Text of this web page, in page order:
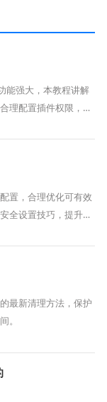
能强大，本教程讲解
理配置插件权限，保
置，合理优化可有效
全设置技巧，提升上
最新清理方法，保护
。